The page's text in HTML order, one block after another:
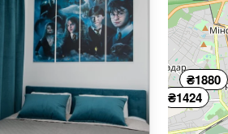
₴1424
₴1880